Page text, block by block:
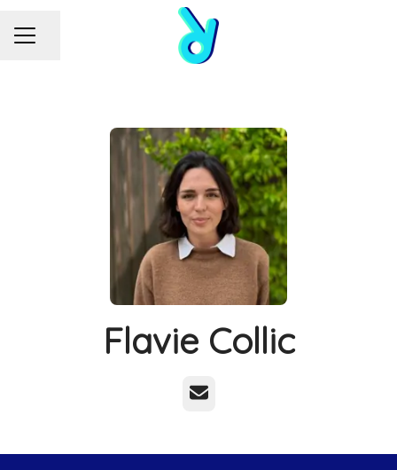
MENU CARRIÈRE
Partager la page
Flavie Collic
E-mail